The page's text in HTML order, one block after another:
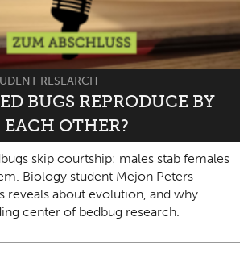
RESEARCH
BUGS REPRODUCE BY
OTHER?
skip courtship: males stab females
Biology student Mejon Peters
reveals about evolution, and why
center of bedbug research.